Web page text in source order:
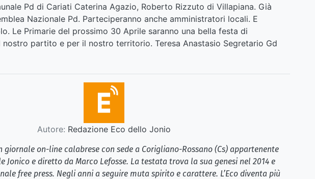
Pd di Cariati Caterina Agazio, Roberto Rizzuto di Villapiana. Già
Nazionale Pd. Parteciperanno anche amministratori locali. E
Le Primarie del prossimo 30 Aprile saranno una bella festa di
partito e per il nostro territorio. Teresa Anastasio Segretario Gd
Autore: Redazione Eco dello Jonio
giornale on-line calabrese con sede a Corigliano-Rossano (Cs) appartenente
Jonico e diretto da Marco Lefosse. La testata trova la sua genesi nel 2014 e
free press. Negli anni a seguire muta spirito e carattere. L’Eco diventa più